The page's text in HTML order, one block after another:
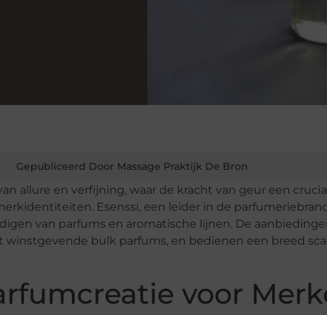
Gepubliceerd Door Massage Praktijk De Bron
allure en verfijning, waar de kracht van geur een
Esenssi, een leider in de
van parfums en aromatische lijnen. De
bulk parfums, en bedienen een breed
voor